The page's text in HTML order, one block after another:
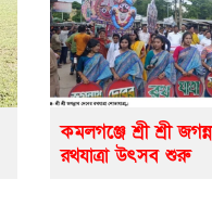
কমলগঞ্জে শ্রী শ্রী
রথযাত্রা উৎসব শুরু